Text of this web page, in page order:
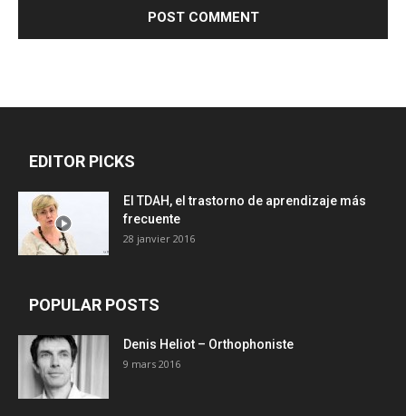
EDITOR PICKS
El TDAH, el trastorno de aprendizaje más
frecuente
28 janvier 2016
POPULAR POSTS
Denis Heliot – Orthophoniste
9 mars 2016